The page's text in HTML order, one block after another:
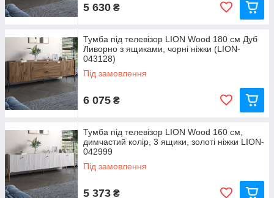
5 630 ₴
Тумба під телевізор LION Wood 180 см Дуб
Ливорно з ящиками, чорні ніжки (LION-
043128)
Під замовлення
6 075 ₴
Тумба під телевізор LION Wood 160 см,
димчастий колір, 3 ящики, золоті ніжки LION-
042999
Під замовлення
5 373 ₴